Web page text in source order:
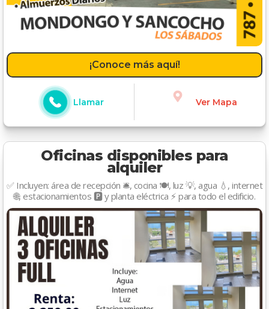
¡Conoce más aquí!
Llamar Ver Mapa
Oficinas disponibles para
alquiler
✅ Incluyen: área de recepción 🛎️, cocina 🍽️, luz 💡, agua 💧, internet
🌐, estacionamientos 🅿️ y planta eléctrica ⚡ para todo el edificio.